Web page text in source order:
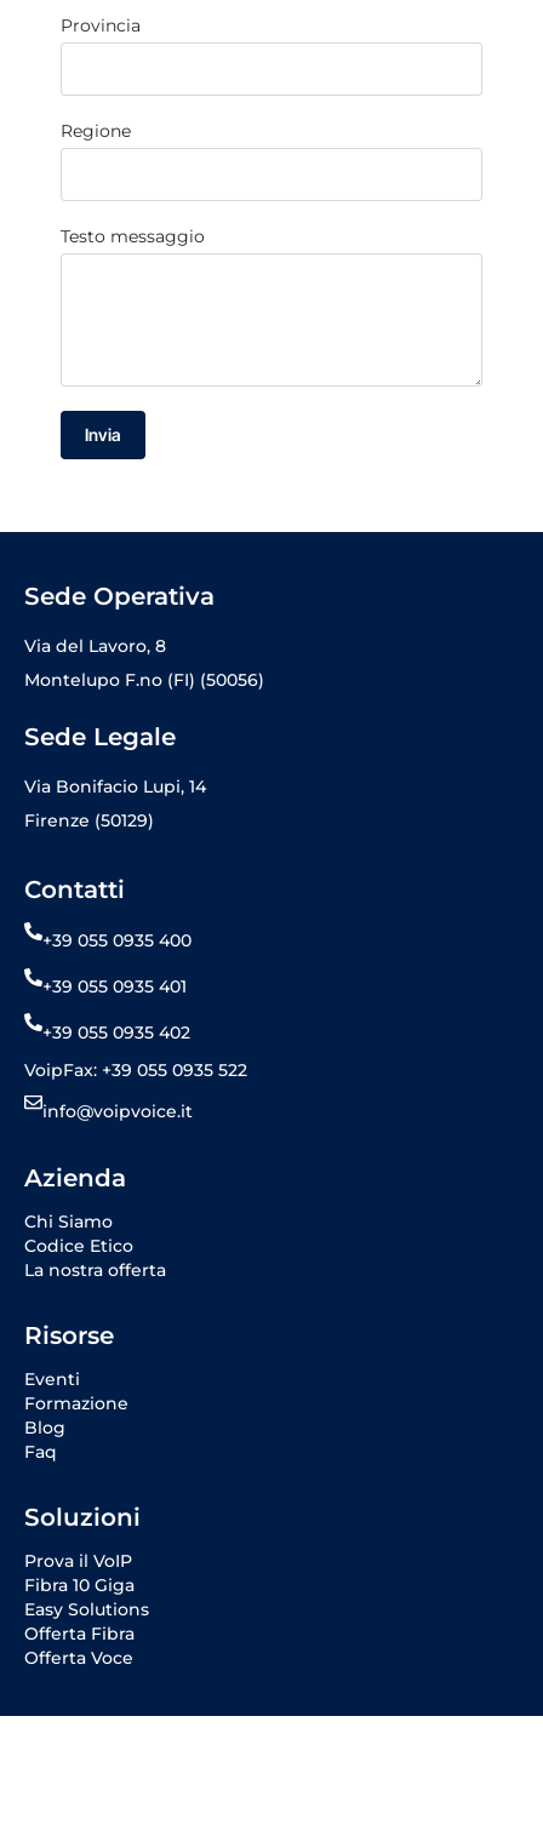
Provincia
Regione
Testo messaggio
Invia
Sede Operativa
Via del Lavoro, 8
Montelupo F.no (FI) (50056)
Sede Legale
Via Bonifacio Lupi, 14
Firenze (50129)
Contatti
+39 055 0935 400
+39 055 0935 401
+39 055 0935 402
VoipFax: +39 055 0935 522
info@voipvoice.it
Azienda
Chi Siamo
Codice Etico
La nostra offerta
Risorse
Eventi
Formazione
Blog
Faq
Soluzioni
Prova il VoIP
Fibra 10 Giga
Easy Solutions
Offerta Fibra
Offerta Voce